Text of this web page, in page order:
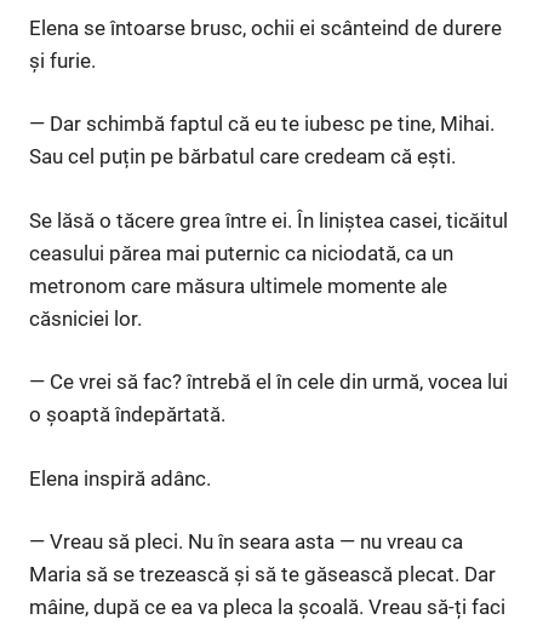
Elena se întoarse brusc, ochii ei scânteind de durere
și furie.
— Dar schimbă faptul că eu te iubesc pe tine, Mihai.
Sau cel puțin pe bărbatul care credeam că ești.
Se lăsă o tăcere grea între ei. În liniștea casei, ticăitul
ceasului părea mai puternic ca niciodată, ca un
metronom care măsura ultimele momente ale
căsniciei lor.
— Ce vrei să fac? întrebă el în cele din urmă, vocea lui
o șoaptă îndepărtată.
Elena inspiră adânc.
— Vreau să pleci. Nu în seara asta — nu vreau ca
Maria să se trezească și să te găsească plecat. Dar
mâine, după ce ea va pleca la școală. Vreau să-ți faci